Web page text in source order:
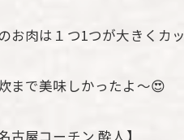
お肉は１つ1つが大きくカ
まで美味しかったよ〜😍